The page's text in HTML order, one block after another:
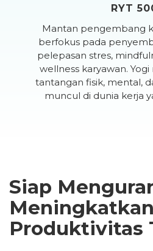
RYT
Mantan pengembang
berfokus pada
pelepasan stres,
wellness karyawan.
tantangan fisik, mental,
muncul di dunia kerja
Siap
Meningkatkan
Produktivitas